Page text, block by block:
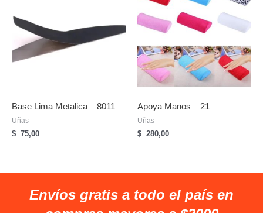
Base Lima Metalica – 8011
Uñas
$ 75,00
Apoya Manos – 21
Uñas
$ 280,00
Envíos gratis a todo el país en